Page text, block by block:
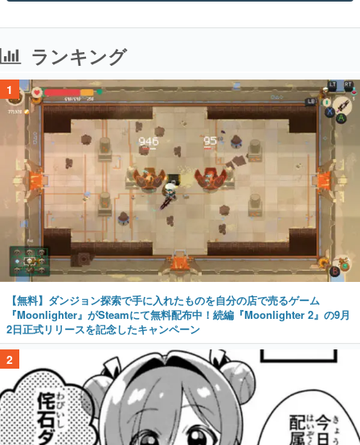
ランキング
1
【無料】ダンジョン探索で手に入れたものを自分の店で売るゲーム
『Moonlighter』がSteamにて無料配布中！続編『Moonlighter 2』の9月
2日正式リリースを記念したキャンペーン
2